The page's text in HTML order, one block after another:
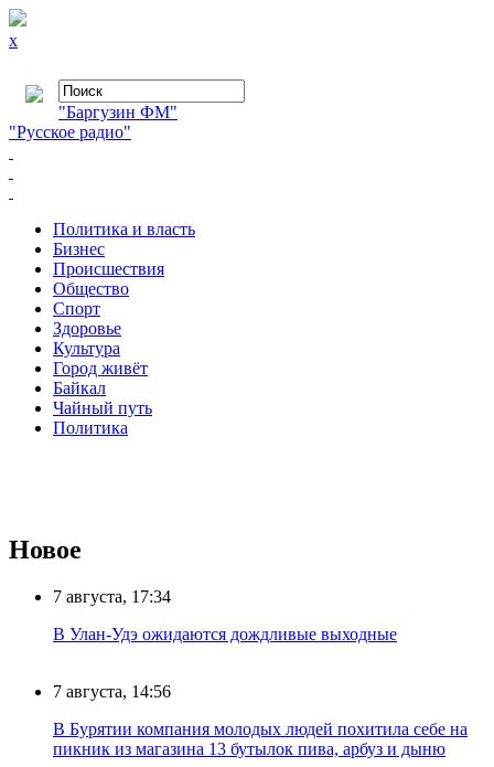
x
"Баргузин ФМ"
"Русское радио"
Политика и власть
Бизнес
Происшествия
Общество
Cпорт
Здоровье
Культура
Город живёт
Байкал
Чайный путь
Политика
Новое
7 августа, 17:34
В Улан-Удэ ожидаются дождливые выходные
7 августа, 14:56
В Бурятии компания молодых людей похитила себе на
пикник из магазина 13 бутылок пива, арбуз и дыню